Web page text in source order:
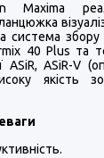
система збору
40 Plus та
ASiR, ASiR-V
якість